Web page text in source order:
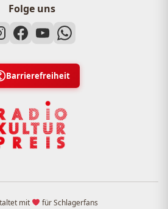
Folge uns
Barrierefreiheit
mit für Schlagerfans